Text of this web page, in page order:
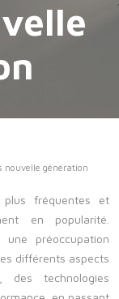
nouvelle génération
fréquentes et
en popularité.
préoccupation
différents aspects
technologies